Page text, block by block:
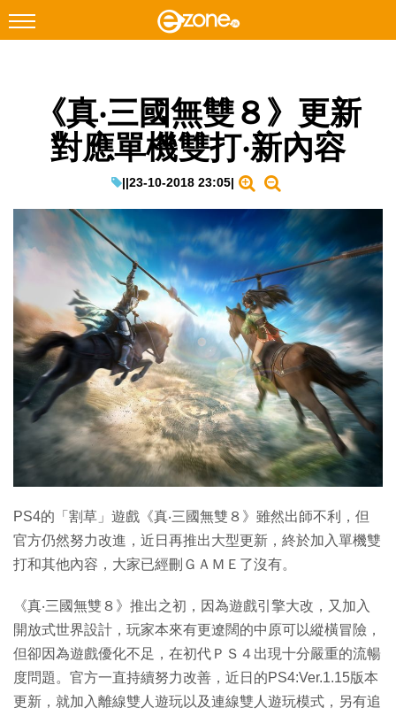
Facebook Instagram
科技焦點
遊戲動漫
教學評測
IT Times
生成式AI與雲端應用
Enterprise Digital Transformation
特集
《真‧三國無雙８》更新
對應單機雙打‧新內容
||23-10-2018 23:05|
PS4的「割草」遊戲《真‧三國無雙８》雖然出師不利，但
官方仍然努力改進，近日再推出大型更新，終於加入單機雙
打和其他內容，大家已經刪ＧＡＭＥ了沒有。
《真‧三國無雙８》推出之初，因為遊戲引擎大改，又加入
開放式世界設計，玩家本來有更遼闊的中原可以縱橫冒險，
但卻因為遊戲優化不足，在初代ＰＳ４出現十分嚴重的流暢
度問題。官方一直持續努力改善，近日的PS4:Ver.1.15版本
更新，就加入離線雙人遊玩以及連線雙人遊玩模式，另有追